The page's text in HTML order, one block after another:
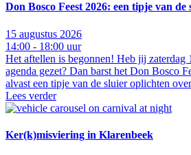
Don Bosco Feest 2026: een tipje van de
15 augustus 2026
14:00 - 18:00 uur
Het aftellen is begonnen! Heb jij zaterdag
agenda gezet? Dan barst het Don Bosco
alvast een tipje van de sluier oplichten
Lees verder
Ker(k)misviering in Klarenbeek